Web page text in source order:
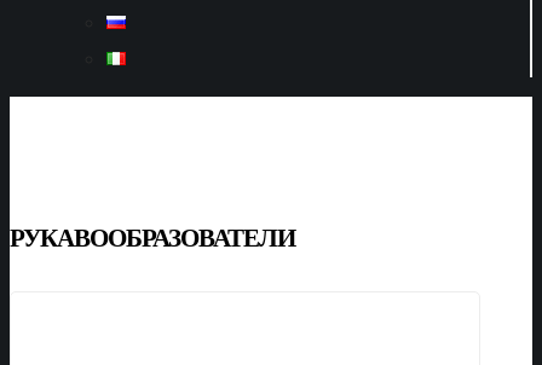
РУКАВООБРАЗОВАТЕЛИ